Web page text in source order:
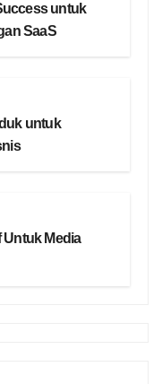
untuk
SaaS
untuk
Untuk Media